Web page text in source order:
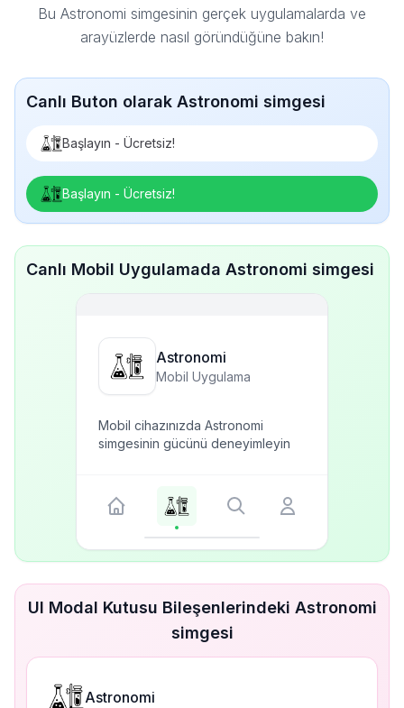
Bu Astronomi simgesinin gerçek uygulamalarda ve
arayüzlerde nasıl göründüğüne bakın!
Canlı Buton olarak Astronomi simgesi
Başlayın - Ücretsiz!
Başlayın - Ücretsiz!
Canlı Mobil Uygulamada Astronomi simgesi
Astronomi
Mobil Uygulama
Mobil cihazınızda Astronomi
simgesinin gücünü deneyimleyin
UI Modal Kutusu Bileşenlerindeki Astronomi
simgesi
Astronomi